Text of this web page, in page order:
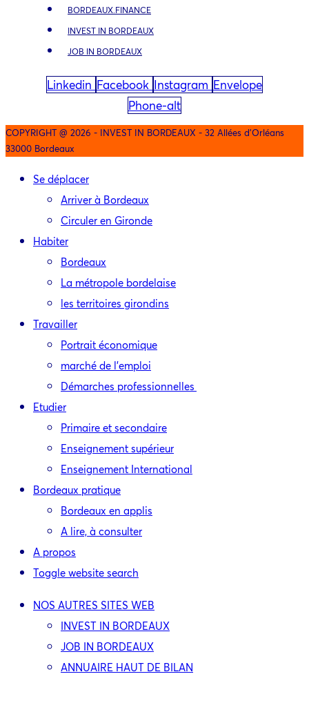
BORDEAUX.FINANCE
INVEST IN BORDEAUX
JOB IN BORDEAUX
Linkedin Facebook Instagram Envelope
Phone-alt
COPYRIGHT @ 2026 - INVEST IN BORDEAUX - 32 Allées d'Orléans
33000 Bordeaux
Se déplacer
Arriver à Bordeaux
Circuler en Gironde
Habiter
Bordeaux
La métropole bordelaise
les territoires girondins
Travailler
Portrait économique
marché de l’emploi
Démarches professionnelles
Etudier
Primaire et secondaire
Enseignement supérieur
Enseignement International
Bordeaux pratique
Bordeaux en applis
A lire, à consulter
A propos
Toggle website search
NOS AUTRES SITES WEB
INVEST IN BORDEAUX
JOB IN BORDEAUX
ANNUAIRE HAUT DE BILAN